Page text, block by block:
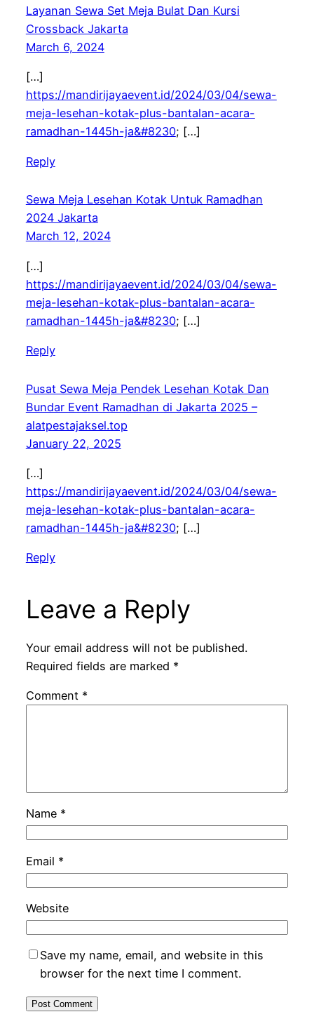
Layanan Sewa Set Meja Bulat Dan Kursi
Crossback Jakarta
March 6, 2024
[…]
https://mandirijayaevent.id/2024/03/04/sewa-
meja-lesehan-kotak-plus-bantalan-acara-
ramadhan-1445h-ja&#8230; […]
Reply
Sewa Meja Lesehan Kotak Untuk Ramadhan
2024 Jakarta
March 12, 2024
[…]
https://mandirijayaevent.id/2024/03/04/sewa-
meja-lesehan-kotak-plus-bantalan-acara-
ramadhan-1445h-ja&#8230; […]
Reply
Pusat Sewa Meja Pendek Lesehan Kotak Dan
Bundar Event Ramadhan di Jakarta 2025 –
alatpestajaksel.top
January 22, 2025
[…]
https://mandirijayaevent.id/2024/03/04/sewa-
meja-lesehan-kotak-plus-bantalan-acara-
ramadhan-1445h-ja&#8230; […]
Reply
Leave a Reply
Your email address will not be published.
Required fields are marked *
Comment *
Name *
Email *
Website
Save my name, email, and website in this
browser for the next time I comment.